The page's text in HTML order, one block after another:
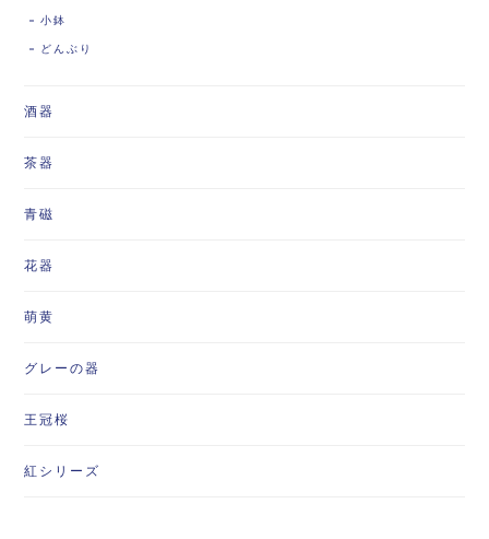
小鉢
どんぶり
酒器
茶器
青磁
花器
萌黄
グレーの器
王冠桜
紅シリーズ